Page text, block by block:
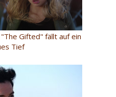
Gifted" fällt auf ein
Tief